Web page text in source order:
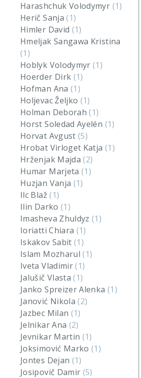
Harashchuk Volodymyr (1)
Herič Sanja(1)
Himler David (1)
Hmeljak Sangawa Kristina
(1)
Hoblyk Volodymyr(1)
Hoerder Dirk (1)
Hofman Ana (1)
Holjevac Željko (1)
Holman Deborah(1)
Horst Soledad Ayelén (1)
Horvat Avgust(5)
Hrobat Virloget Katja (1)
Hrženjak Majda(2)
Humar Marjeta(1)
Huzjan Vanja (1)
Ilc Blaž(1)
Ilin Darko (1)
Imasheva Zhuldyz(1)
Ioriatti Chiara (1)
Iskakov Sabit(1)
Islam Mozharul(1)
Iveta Vladimir(1)
Jalušič Vlasta(1)
Janko Spreizer Alenka (1)
Janović Nikola(2)
Jazbec Milan (1)
Jelnikar Ana (2)
Jevnikar Martin (1)
Joksimović Marko(1)
Jontes Dejan (1)
Josipovič Damir (5)